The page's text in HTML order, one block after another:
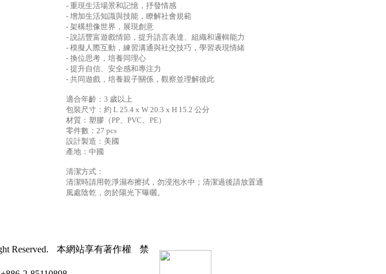
- 重現生活場景和記憶，抒發情感
- 增加生活知識與技能，瞭解社會規範
- 架構想像世界，展現創意
- 說話豐富遊戲情節，提升語言表達、組織和邏輯能力
- 模擬人際互動，練習溝通與社交技巧，學習表現情緒
- 換位思考，培養同理心
- 提升自信、安全感和專注力
- 共同遊戲，培養親子關係，觀察並理解彼此
適合年齡：3 歲以上
包裝尺寸：約 L 25.4 x W 20.3 x H 15.2 公分
材質：塑膠（PP、PVC、PE）
零件數：27 pcs
設計製造：美國
產地：中國
清潔方式：
清潔時請用乾淨濕布擦拭，勿浸泡水中；清潔過後請放置通
風處陰乾，勿於陽光下曝曬。
Reserved. 本網站享有著作權
禁